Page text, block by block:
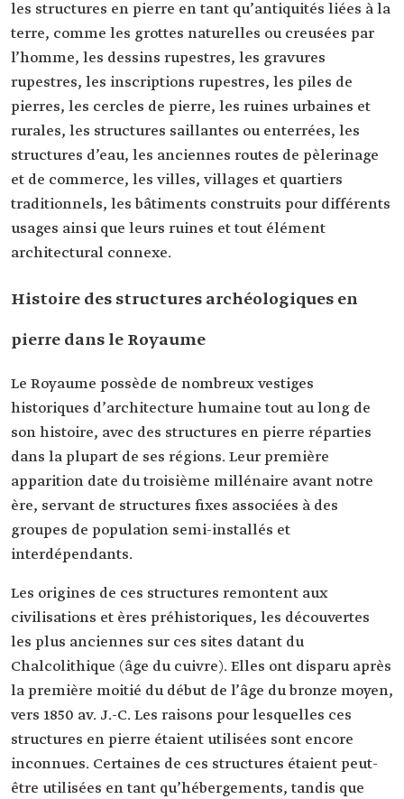
les structures en pierre en tant qu’antiquités liées à la
terre, comme les grottes naturelles ou creusées par
l’homme, les dessins rupestres, les gravures
rupestres, les inscriptions rupestres, les piles de
pierres, les cercles de pierre, les ruines urbaines et
rurales, les structures saillantes ou enterrées, les
structures d’eau, les anciennes routes de pèlerinage
et de commerce, les villes, villages et quartiers
traditionnels, les bâtiments construits pour différents
usages ainsi que leurs ruines et tout élément
architectural connexe.
Histoire des structures archéologiques en
pierre dans le Royaume
Le Royaume possède de nombreux vestiges
historiques d’architecture humaine tout au long de
son histoire, avec des structures en pierre réparties
dans la plupart de ses régions. Leur première
apparition date du troisième millénaire avant notre
ère, servant de structures fixes associées à des
groupes de population semi-installés et
interdépendants.
Les origines de ces structures remontent aux
civilisations et ères préhistoriques, les découvertes
les plus anciennes sur ces sites datant du
Chalcolithique (âge du cuivre). Elles ont disparu après
la première moitié du début de l’âge du bronze moyen,
vers 1850 av. J.-C. Les raisons pour lesquelles ces
structures en pierre étaient utilisées sont encore
inconnues. Certaines de ces structures étaient peut-
être utilisées en tant qu’hébergements, tandis que